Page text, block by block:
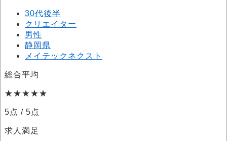
30代後半
クリエイター
男性
静岡県
メイテックネクスト
総合平均
★★★★★
5点 / 5点
求人満足